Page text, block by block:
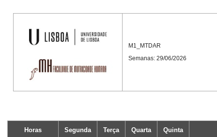
M1_MTDAR
Semanas: 29/06/2026
Horas Segunda Terça Quarta Quinta